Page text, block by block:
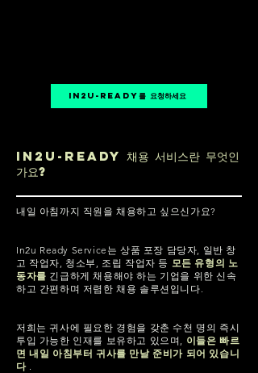
IN2U-Ready를 요청하세요
IN2u-ready 채용 서비스란 무엇인
가요?
내일 아침까지 직원을 채용하고 싶으신가요?
In2u Ready Service는 상품 포장 담당자, 일반 창
고 작업자, 청소부, 조립 작업자 등 모든 유형의 노
동자를 긴급하게 채용해야 하는 기업을 위한 신속
하고 간편하며 저렴한 채용 솔루션입니다.
저희는 귀사에 필요한 경험을 갖춘 수천 명의 즉시
투입 가능한 인재를 보유하고 있으며, 이들은 빠르
면 내일 아침부터 귀사를 만날 준비가 되어 있습니
다.